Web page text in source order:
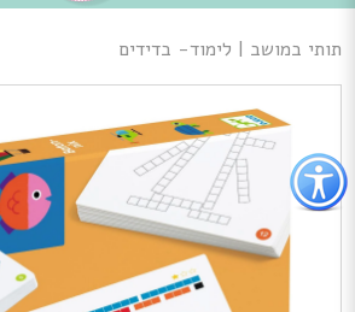
כפתור
לפתיחת
תפריט
נגישות
מרכזי
תותי במושב | לימוד- בדידים